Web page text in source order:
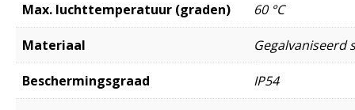
Max. luchttemperatuur (graden) 60 °C
Materiaal Gegalvaniseerd
Beschermingsgraad IP54